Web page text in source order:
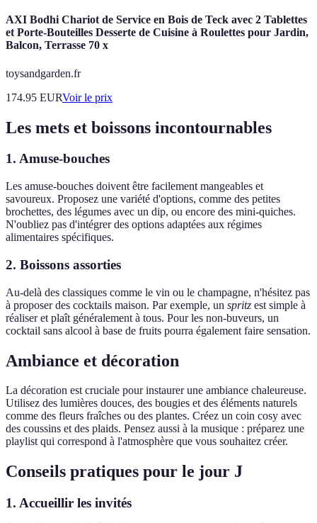
AXI Bodhi Chariot de Service en Bois de Teck avec 2 Tablettes
et Porte-Bouteilles Desserte de Cuisine à Roulettes pour Jardin,
Balcon, Terrasse 70 x
toysandgarden.fr
174.95 EURVoir le prix
Les mets et boissons incontournables
1. Amuse-bouches
Les amuse-bouches doivent être facilement mangeables et
savoureux. Proposez une variété d'options, comme des petites
brochettes, des légumes avec un dip, ou encore des mini-quiches.
N'oubliez pas d'intégrer des options adaptées aux régimes
alimentaires spécifiques.
2. Boissons assorties
Au-delà des classiques comme le vin ou le champagne, n'hésitez pas
à proposer des cocktails maison. Par exemple, un spritz est simple à
réaliser et plaît généralement à tous. Pour les non-buveurs, un
cocktail sans alcool à base de fruits pourra également faire sensation.
Ambiance et décoration
La décoration est cruciale pour instaurer une ambiance chaleureuse.
Utilisez des lumières douces, des bougies et des éléments naturels
comme des fleurs fraîches ou des plantes. Créez un coin cosy avec
des coussins et des plaids. Pensez aussi à la musique : préparez une
playlist qui correspond à l'atmosphère que vous souhaitez créer.
Conseils pratiques pour le jour J
1. Accueillir les invités